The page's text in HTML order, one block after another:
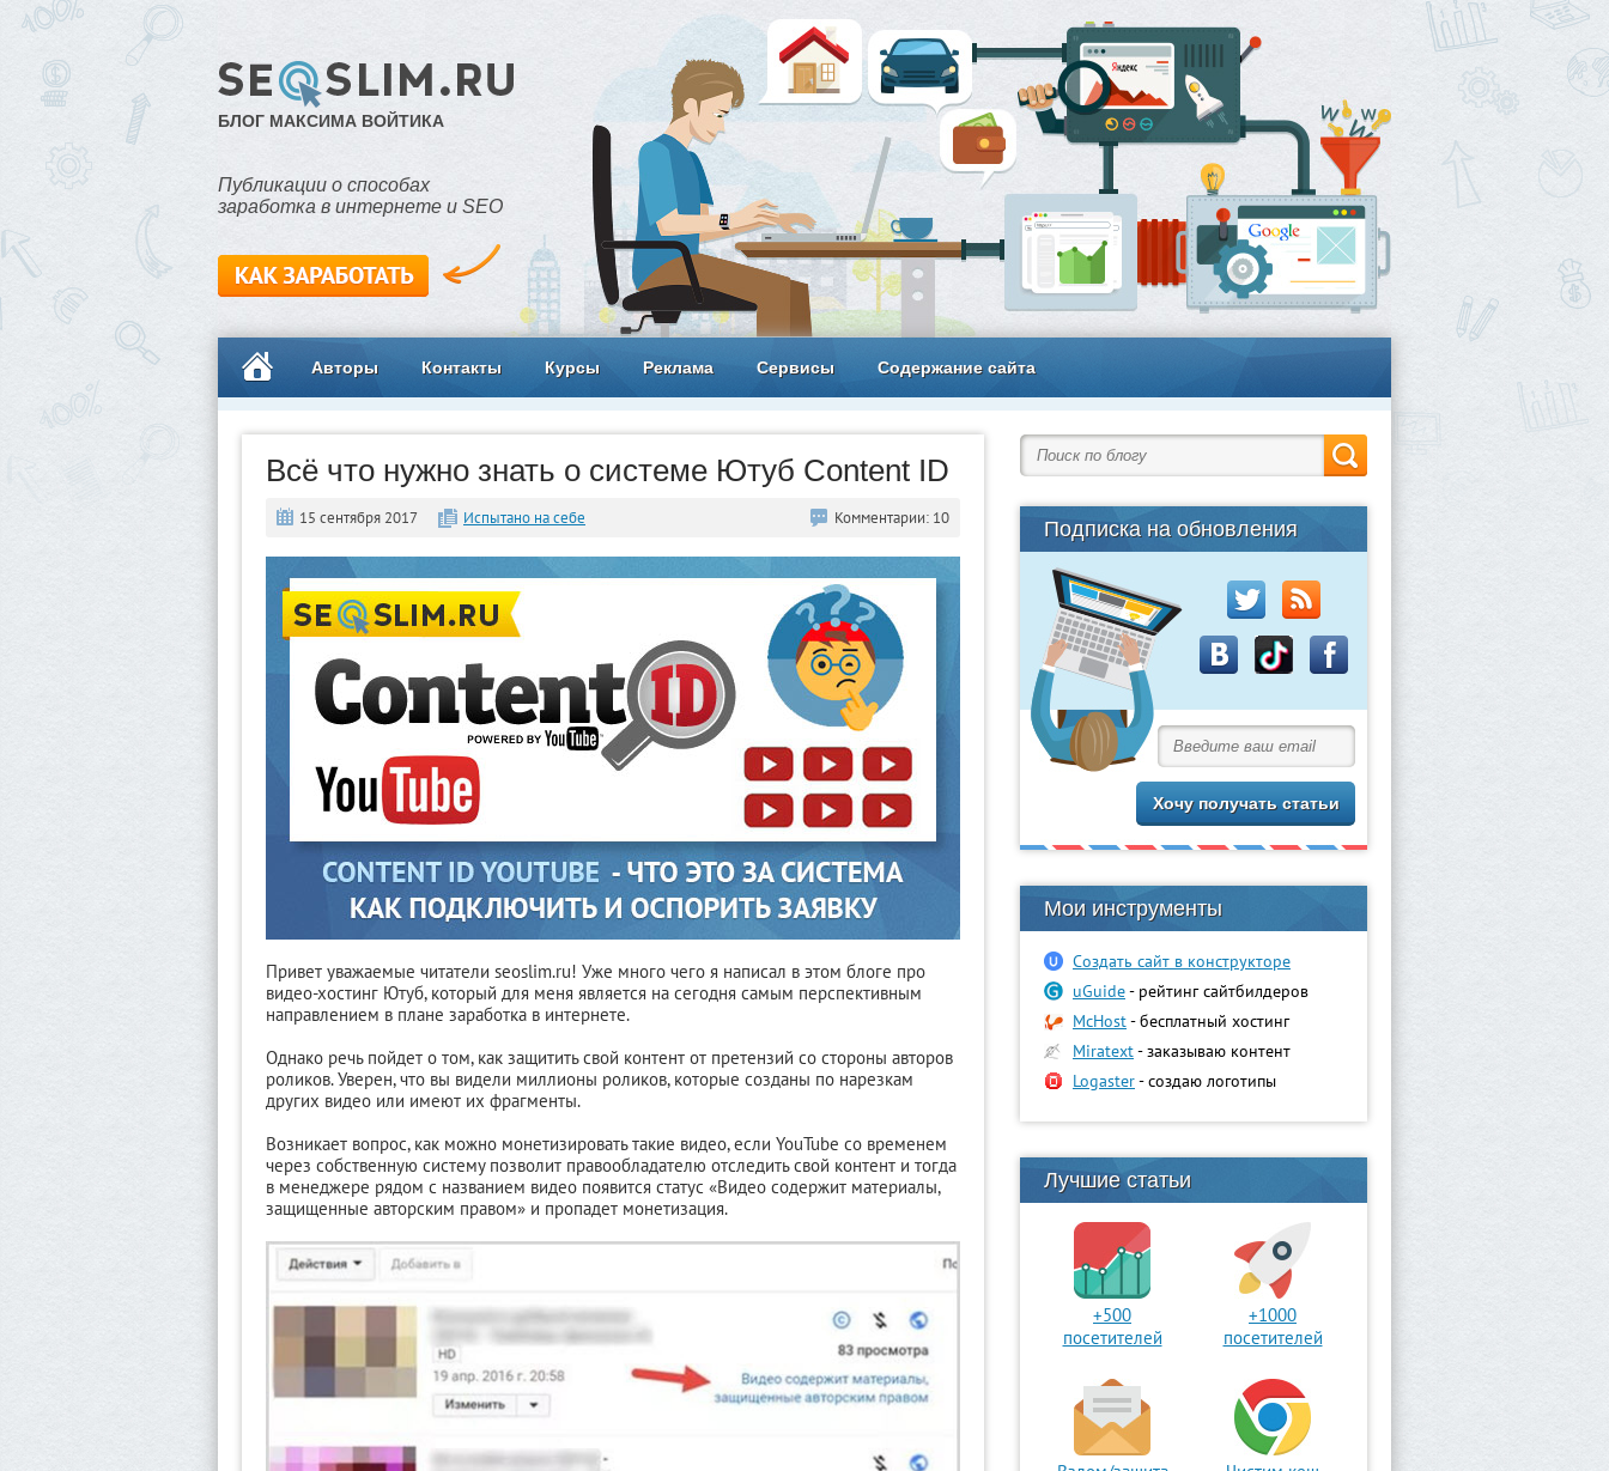
БЛОГ МАКСИМА ВОЙТИКА
Публикации о способах
заработка в интернете и SEO
Авторы Контакты Курсы Реклама Сервисы Содержание сайта
Всё что нужно знать о системе Ютуб Content ID
15 сентября 2017 Испытано на себе Комментарии: 10
Привет уважаемые читатели seoslim.ru! Уже много чего я написал в этом блоге про
видео-хостинг Ютуб, который для меня является на сегодня самым перспективным
направлением в плане заработка в интернете.
Однако речь пойдет о том, как защитить свой контент от претензий со стороны авторов
роликов.Уверен, что вы видели миллионы роликов, которые созданы по нарезкам
других видео или имеют их фрагменты.
Возникает вопрос, как можно монетизировать такие видео, если YouTube со временем
через собственную систему позволит правообладателю отследить свой контент и тогда
в менеджере рядом с названием видео появится статус «Видео содержит материалы,
защищенные авторским правом» и пропадет монетизация.
Подписка на обновления
Мои инструменты
Создать сайт в конструкторе
uGuidе- рейтинг сайтбилдеров
McHost- бесплатный хостинг
Miratext- заказываю контент
Logaster- создаю логотипы
Лучшие статьи
+500
посетителей
+1000
посетителей